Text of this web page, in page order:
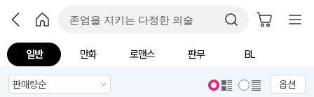
일반 만화 로맨스 판무 BL
옵션